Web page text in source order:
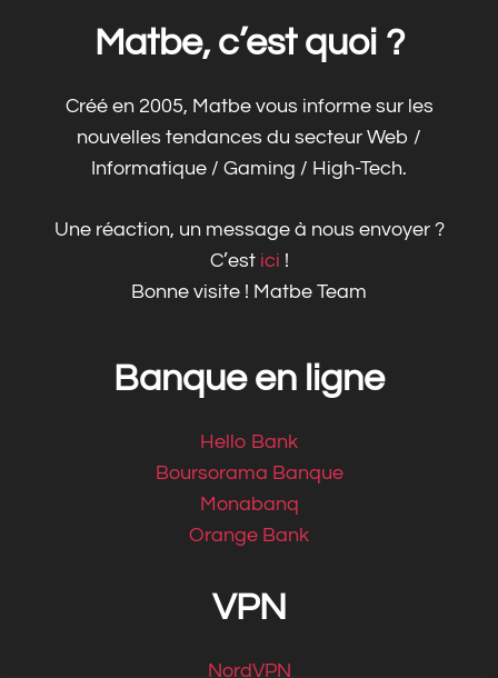
Matbe, c’est quoi ?
Créé en 2005, Matbe vous informe sur les
nouvelles tendances du secteur Web /
Informatique / Gaming / High-Tech.
Une réaction, un message à nous envoyer ?
C’est ici !
Bonne visite ! Matbe Team
Banque en ligne
Hello Bank
Boursorama Banque
Monabanq
Orange Bank
VPN
NordVPN